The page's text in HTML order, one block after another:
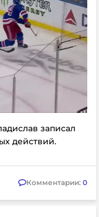
записал
действий.
Комментарии: 0